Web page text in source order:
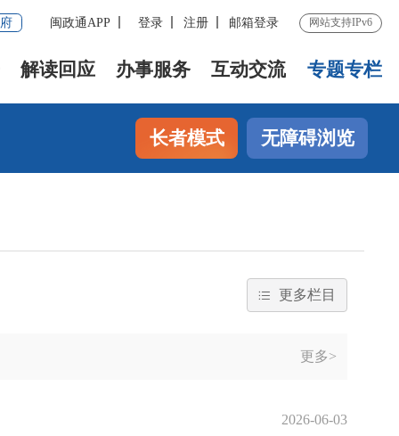
闽政通APP 登录 注册 邮箱登录 网站支持IPv6
解读回应 办事服务 互动交流 专题专栏
长者模式 无障碍浏览
更多栏目
更多>
2026-06-03